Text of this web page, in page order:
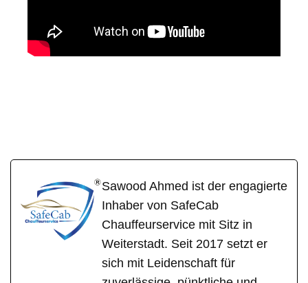
Sawood Ahmed ist der engagierte
Inhaber von SafeCab
Chauffeurservice mit Sitz in
Weiterstadt. Seit 2017 setzt er
sich mit Leidenschaft für